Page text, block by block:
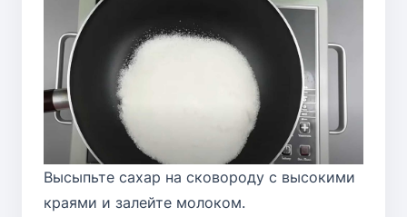
Высыпьте сахар на сковороду с высокими
краями и залейте молоком.